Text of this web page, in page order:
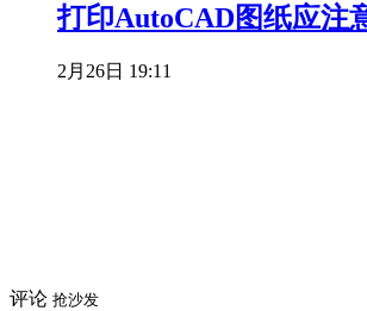
打印AutoCAD图纸应注
2月26日 19:11
评论 抢沙发